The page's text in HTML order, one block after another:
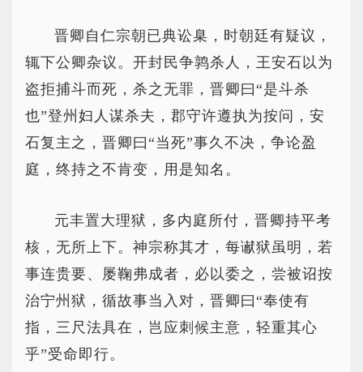
晋卿自仁宗朝已典讼臬，时朝廷有疑议，
辄下公卿杂议。开封民争鹑杀人，王安石以为
盗拒捕斗而死，杀之无罪，晋卿曰“是斗杀
也”登州妇人谋杀夫，郡守许遵执为按问，安
石复主之，晋卿曰“当死”事久不决，争论盈
庭，终持之不肯变，用是知名。
元丰置大理狱，多内庭所付，晋卿持平考
核，无所上下。神宗称其才，每谳狱虽明，若
事连贵要、屡鞠弗成者，必以委之，尝被诏按
治宁州狱，循故事当入对，晋卿曰“奉使有
指，三尺法具在，岂应刺候主意，轻重其心
乎”受命即行。